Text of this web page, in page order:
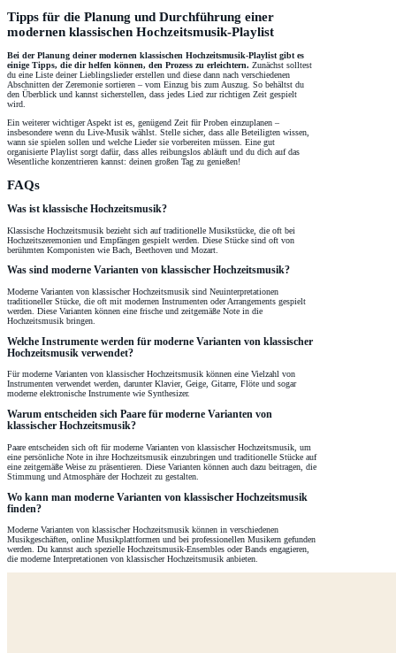
Tipps für die Planung und Durchführung einer
modernen klassischen Hochzeitsmusik-Playlist
Bei der Planung deiner modernen klassischen Hochzeitsmusik-Playlist gibt es
einige Tipps, die dir helfen können, den Prozess zu erleichtern. Zunächst solltest
du eine Liste deiner Lieblingslieder erstellen und diese dann nach verschiedenen
Abschnitten der Zeremonie sortieren – vom Einzug bis zum Auszug. So behältst du
den Überblick und kannst sicherstellen, dass jedes Lied zur richtigen Zeit gespielt
wird.
Ein weiterer wichtiger Aspekt ist es, genügend Zeit für Proben einzuplanen –
insbesondere wenn du Live-Musik wählst. Stelle sicher, dass alle Beteiligten wissen,
wann sie spielen sollen und welche Lieder sie vorbereiten müssen. Eine gut
organisierte Playlist sorgt dafür, dass alles reibungslos abläuft und du dich auf das
Wesentliche konzentrieren kannst: deinen großen Tag zu genießen!
FAQs
Was ist klassische Hochzeitsmusik?
Klassische Hochzeitsmusik bezieht sich auf traditionelle Musikstücke, die oft bei
Hochzeitszeremonien und Empfängen gespielt werden. Diese Stücke sind oft von
berühmten Komponisten wie Bach, Beethoven und Mozart.
Was sind moderne Varianten von klassischer Hochzeitsmusik?
Moderne Varianten von klassischer Hochzeitsmusik sind Neuinterpretationen
traditioneller Stücke, die oft mit modernen Instrumenten oder Arrangements gespielt
werden. Diese Varianten können eine frische und zeitgemäße Note in die
Hochzeitsmusik bringen.
Welche Instrumente werden für moderne Varianten von klassischer
Hochzeitsmusik verwendet?
Für moderne Varianten von klassischer Hochzeitsmusik können eine Vielzahl von
Instrumenten verwendet werden, darunter Klavier, Geige, Gitarre, Flöte und sogar
moderne elektronische Instrumente wie Synthesizer.
Warum entscheiden sich Paare für moderne Varianten von
klassischer Hochzeitsmusik?
Paare entscheiden sich oft für moderne Varianten von klassischer Hochzeitsmusik, um
eine persönliche Note in ihre Hochzeitsmusik einzubringen und traditionelle Stücke auf
eine zeitgemäße Weise zu präsentieren. Diese Varianten können auch dazu beitragen, die
Stimmung und Atmosphäre der Hochzeit zu gestalten.
Wo kann man moderne Varianten von klassischer Hochzeitsmusik
finden?
Moderne Varianten von klassischer Hochzeitsmusik können in verschiedenen
Musikgeschäften, online Musikplattformen und bei professionellen Musikern gefunden
werden. Du kannst auch spezielle Hochzeitsmusik-Ensembles oder Bands engagieren,
die moderne Interpretationen von klassischer Hochzeitsmusik anbieten.